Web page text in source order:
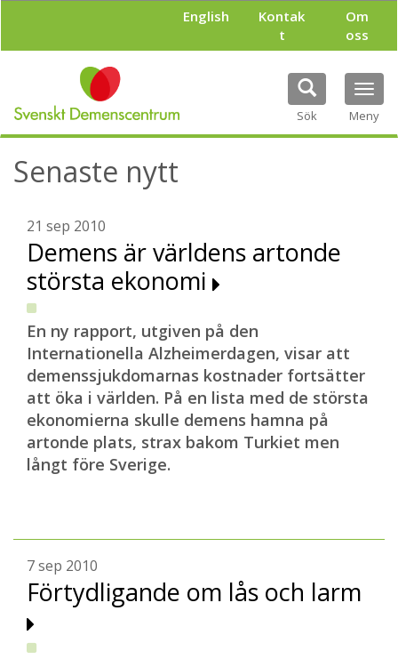
l
English
Kontak
t
Om
oss
Sök Meny
Senaste nytt
21 sep 2010
Demens är världens artonde
största ekonomi
En ny rapport, utgiven på den
Internationella Alzheimerdagen, visar att
demenssjukdomarnas kostnader fortsätter
att öka i världen. På en lista med de största
ekonomierna skulle demens hamna på
artonde plats, strax bakom Turkiet men
långt före Sverige.
7 sep 2010
Förtydligande om lås och larm